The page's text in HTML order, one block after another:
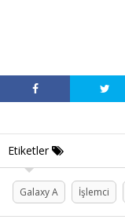
Etiketler
Galaxy A İşlemci